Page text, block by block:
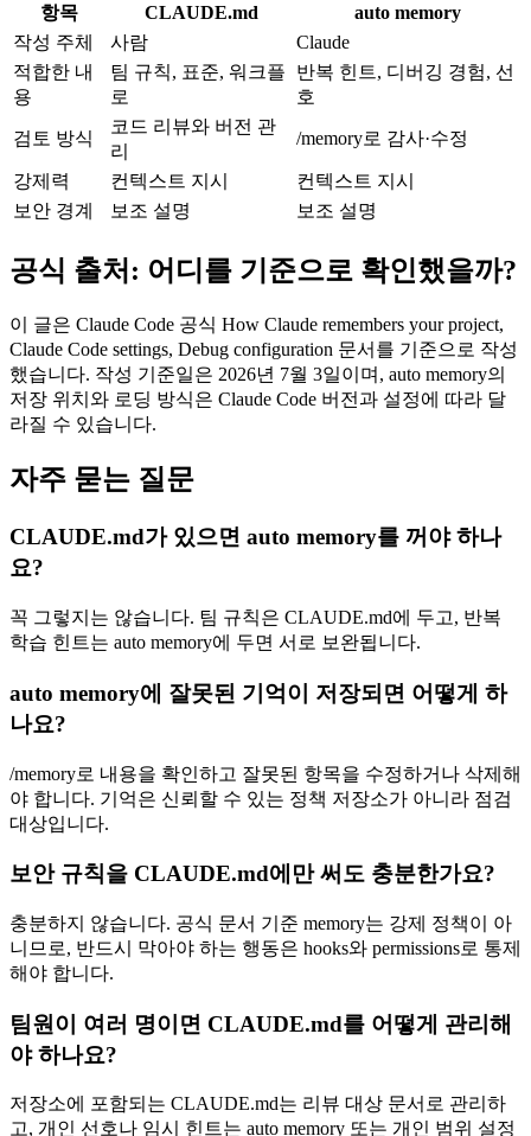
항목 CLAUDE.md
auto memory
작성 주체
사람
Claude
적합한 내
용
팀 규칙, 표준, 워크플
로
반복 힌트, 디버깅 경험, 선
호
검토 방식
코드 리뷰와 버전 관
리
/memory로 감사·수정
강제력 컨텍스트 지시
컨텍스트 지시
보안 경계
보조 설명 보조 설명
공식 출처: 어디를 기준으로 확인했을까?
이 글은 Claude Code 공식 How Claude remembers your project,
Claude Code settings, Debug configuration 문서를 기준으로 작성
했습니다. 작성 기준일은 2026년 7월 3일이며, auto memory의
저장 위치와 로딩 방식은 Claude Code 버전과 설정에 따라 달
라질 수 있습니다.
자주 묻는 질문
CLAUDE.md가 있으면 auto memory를 꺼야 하나
요?
꼭 그렇지는 않습니다. 팀 규칙은 CLAUDE.md에 두고, 반복
학습 힌트는 auto memory에 두면 서로 보완됩니다.
auto memory에 잘못된 기억이 저장되면 어떻게 하
나요?
/memory로 내용을 확인하고 잘못된 항목을 수정하거나 삭제해
야 합니다. 기억은 신뢰할 수 있는 정책 저장소가 아니라 점검
대상입니다.
보안 규칙을 CLAUDE.md에만 써도 충분한가요?
충분하지 않습니다. 공식 문서 기준 memory는 강제 정책이 아
니므로, 반드시 막아야 하는 행동은 hooks와 permissions로 통제
해야 합니다.
팀원이 여러 명이면 CLAUDE.md를 어떻게 관리해
야 하나요?
저장소에 포함되는 CLAUDE.md는 리뷰 대상 문서로 관리하
고, 개인 선호나 임시 힌트는 auto memory 또는 개인 범위 설정